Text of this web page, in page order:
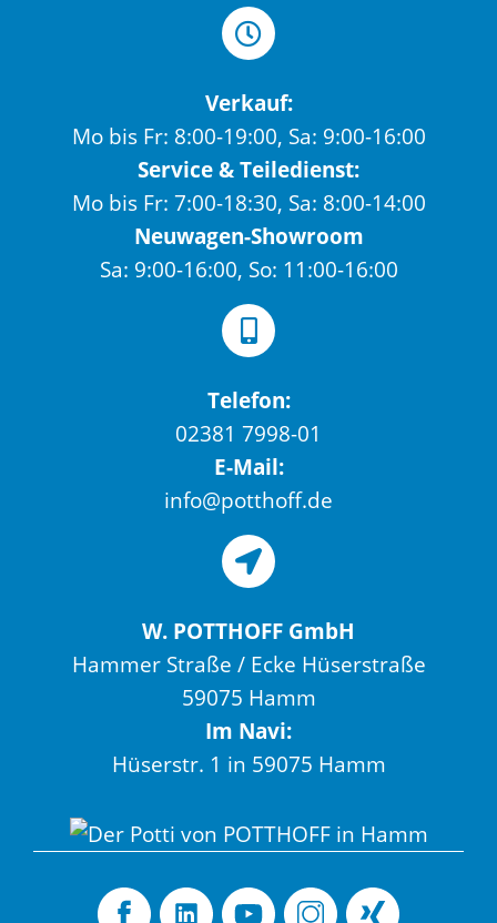
Verkauf:
Mo bis Fr: 8:00-19:00, Sa: 9:00-16:00
Service & Teiledienst:
Mo bis Fr: 7:00-18:30, Sa: 8:00-14:00
Neuwagen-Showroom
Sa: 9:00-16:00, So: 11:00-16:00
Telefon:
02381 7998-01
E-Mail:
info@potthoff.de
W. POTTHOFF GmbH
Hammer Straße / Ecke Hüserstraße
59075 Hamm
Im Navi:
Hüserstr. 1 in 59075 Hamm